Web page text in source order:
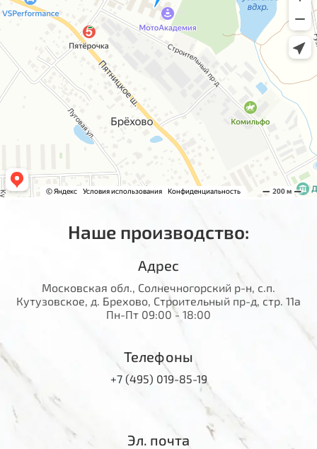
Наше производство:
Адрес
Московская обл., Солнечногорский р-н, с.п.
Кутузовское, д. Брехово, Строительный пр-д, стр. 11а
Пн-Пт 09:00 - 18:00
Телефоны
+7 (495) 019-85-19
Эл. почта